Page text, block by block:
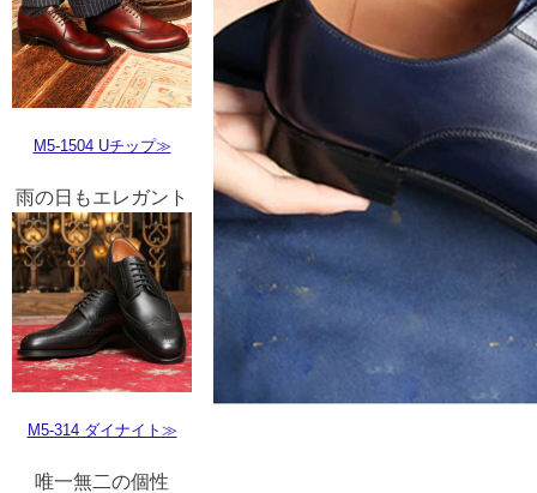
M5-1504 Uチップ≫
雨の日もエレガント
M5-314 ダイナイト≫
唯一無二の個性